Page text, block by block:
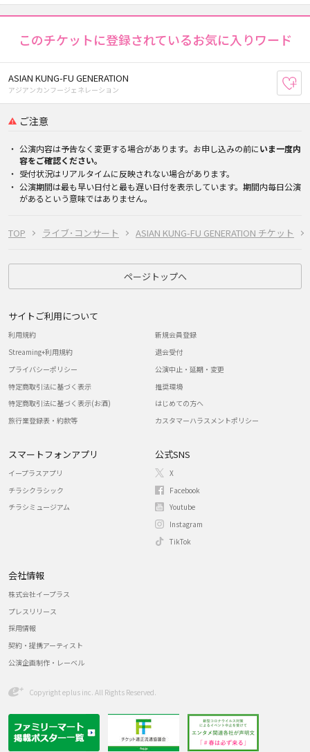
TOP ライブ･コンサート ASIAN KUNG-FU GENERATION チケット
このチケットに登録されているお気に入りワード
ASIAN KUNG-FU GENERATION
アジアンカンフージェネレーション
ご注意
公演内容は予告なく変更する場合があります。お申し込みの前にいま一度内
容をご確認ください。
受付状況はリアルタイムに反映されない場合があります。
公演期間は最も早い日付と最も遅い日付を表示しています。期間内毎日公演
があるという意味ではありません。
ページトップへ
サイトご利用について
利用規約
Streaming+利用規約
プライバシーポリシー
特定商取引法に基づく表示
特定商取引法に基づく表示(お酒)
旅行業登録表・約款等
新規会員登録
退会受付
公演中止・延期・変更
推奨環境
はじめての方へ
カスタマーハラスメントポリシー
スマートフォンアプリ
イープラスアプリ
チラシクラシック
チラシミュージアム
公式SNS
X
Facebook
Youtube
Instagram
TikTok
会社情報
株式会社イープラス
プレスリリース
採用情報
契約・提携アーティスト
公演企画制作・レーベル
Copyright eplus inc. All Rights Reserved.